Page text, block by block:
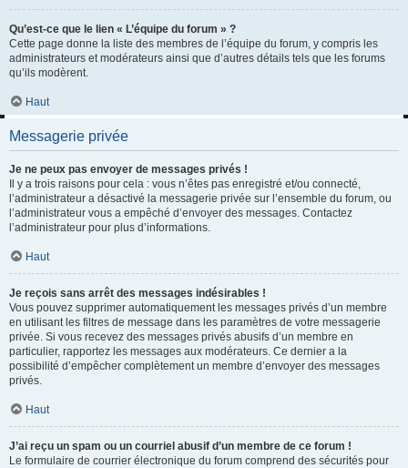
Qu’est-ce que le lien « L’équipe du forum » ?
Cette page donne la liste des membres de l’équipe du forum, y compris les
administrateurs et modérateurs ainsi que d’autres détails tels que les forums
qu’ils modèrent.
Haut
Messagerie privée
Je ne peux pas envoyer de messages privés !
Il y a trois raisons pour cela : vous n’êtes pas enregistré et/ou connecté,
l’administrateur a désactivé la messagerie privée sur l’ensemble du forum, ou
l’administrateur vous a empêché d’envoyer des messages. Contactez
l’administrateur pour plus d’informations.
Haut
Je reçois sans arrêt des messages indésirables !
Vous pouvez supprimer automatiquement les messages privés d’un membre
en utilisant les filtres de message dans les paramètres de votre messagerie
privée. Si vous recevez des messages privés abusifs d’un membre en
particulier, rapportez les messages aux modérateurs. Ce dernier a la
possibilité d’empêcher complètement un membre d’envoyer des messages
privés.
Haut
J’ai reçu un spam ou un courriel abusif d’un membre de ce forum !
Le formulaire de courrier électronique du forum comprend des sécurités pour